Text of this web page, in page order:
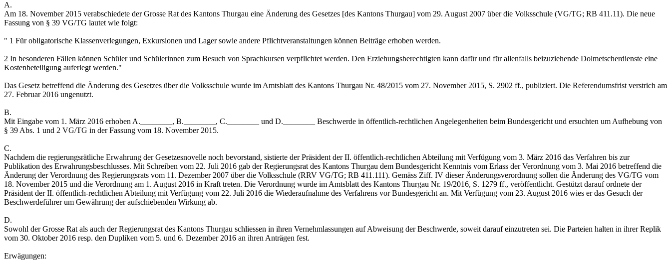
A.
Am 18. November 2015 verabschiedete der Grosse Rat des Kantons Thurgau eine Änderung des Gesetzes [des Kantons Thurgau] vom 29. August 2007 über die Volksschule (VG/TG; RB 411.11). Die neue
Fassung von § 39 VG/TG lautet wie folgt:
" 1 Für obligatorische Klassenverlegungen, Exkursionen und Lager sowie andere Pflichtveranstaltungen können Beiträge erhoben werden.
2 In besonderen Fällen können Schüler und Schülerinnen zum Besuch von Sprachkursen verpflichtet werden. Den Erziehungsberechtigten kann dafür und für allenfalls beizuziehende Dolmetscherdienste eine
Kostenbeteiligung auferlegt werden."
Das Gesetz betreffend die Änderung des Gesetzes über die Volksschule wurde im Amtsblatt des Kantons Thurgau Nr. 48/2015 vom 27. November 2015, S. 2902 ff., publiziert. Die Referendumsfrist verstrich am
27. Februar 2016 ungenutzt.
B.
Mit Eingabe vom 1. März 2016 erhoben A.________, B.________, C.________ und D.________ Beschwerde in öffentlich-rechtlichen Angelegenheiten beim Bundesgericht und ersuchten um Aufhebung von
§ 39 Abs. 1 und 2 VG/TG in der Fassung vom 18. November 2015.
C.
Nachdem die regierungsrätliche Erwahrung der Gesetzesnovelle noch bevorstand, sistierte der Präsident der II. öffentlich-rechtlichen Abteilung mit Verfügung vom 3. März 2016 das Verfahren bis zur
Publikation des Erwahrungsbeschlusses. Mit Schreiben vom 22. Juli 2016 gab der Regierungsrat des Kantons Thurgau dem Bundesgericht Kenntnis vom Erlass der Verordnung vom 3. Mai 2016 betreffend die
Änderung der Verordnung des Regierungsrats vom 11. Dezember 2007 über die Volksschule (RRV VG/TG; RB 411.111). Gemäss Ziff. IV dieser Änderungsverordnung sollen die Änderung des VG/TG vom
18. November 2015 und die Verordnung am 1. August 2016 in Kraft treten. Die Verordnung wurde im Amtsblatt des Kantons Thurgau Nr. 19/2016, S. 1279 ff., veröffentlicht. Gestützt darauf ordnete der
Präsident der II. öffentlich-rechtlichen Abteilung mit Verfügung vom 22. Juli 2016 die Wiederaufnahme des Verfahrens vor Bundesgericht an. Mit Verfügung vom 23. August 2016 wies er das Gesuch der
Beschwerdeführer um Gewährung der aufschiebenden Wirkung ab.
D.
Sowohl der Grosse Rat als auch der Regierungsrat des Kantons Thurgau schliessen in ihren Vernehmlassungen auf Abweisung der Beschwerde, soweit darauf einzutreten sei. Die Parteien halten in ihrer Replik
vom 30. Oktober 2016 resp. den Dupliken vom 5. und 6. Dezember 2016 an ihren Anträgen fest.
Erwägungen: